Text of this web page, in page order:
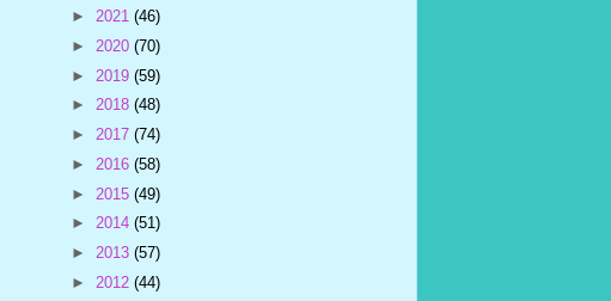
► 2021 (46)
► 2020 (70)
► 2019 (59)
► 2018 (48)
► 2017 (74)
► 2016 (58)
► 2015 (49)
► 2014 (51)
► 2013 (57)
► 2012 (44)